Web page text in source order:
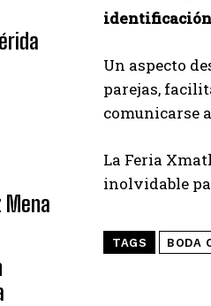
Mena
Un aspecto
parejas,
comunicarse
La Feria
inolvidable
TAGS BODA